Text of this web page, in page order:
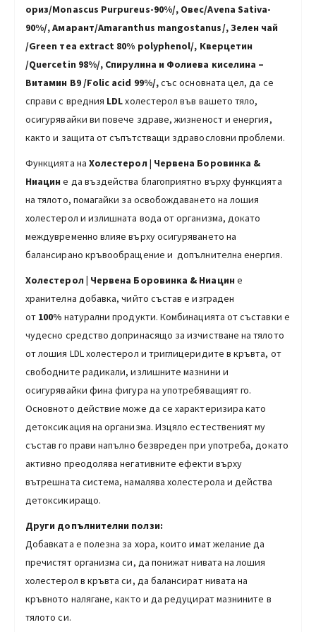
ориз/Monascus Purpureus-90%/, Овес/Avena Sativa-
90%/, Амарант/Amaranthus mangostanus/,Зелен чай
/Green тea еxtract 80% polyphenol/, Квeрцетин
/Quercetin 98%/, Спирулина и Фолиева киселина –
Витамин B9 /Folic acid 99%/,със основната цел, да се
справи с вредния LDLхолестерол във вашето тяло,
осигурявайки ви повече здраве, жизненост и енергия,
както и защита от съпътстващи здравословни проблеми.
Функцията на Холестерол | Червена Боровинка &
Ниацин е да въздейства благоприятно върху функцията
на тялото, помагайки за освобождаването на лошия
холестерол и излишната вода от организма, докато
междувременно влияе върху осигуряването на
балансирано кръвообращение и допълнителна енергия.
Холестерол | Червена Боровинка & Ниацин е
хранителна добавка, чийто състав е изграден
от 100% натурални продукти. Комбинацията от съставки е
чудесно средство допринасящо за изчистване на тялото
от лошия LDL холестерол и триглицеридите в кръвта, от
свободните радикали, излишните мазнини и
осигурявайки фина фигура на употребяващият го.
Основното действие може да се характеризира като
детоксикация на организма. Изцяло естественият му
състав го прави напълно безвреден при употреба, докато
активно преодолява негативните ефекти върху
вътрешната система, намалява холестерола и действа
детоксикиращо.
Други допълнителни ползи:
Добавката е полезна за хора, които имат желание да
пречистят организма си, да понижат нивата на лошия
холестерол в кръвта си, да балансират нивата на
кръвното налягане, както и да редуцират мазнините в
тялото си.